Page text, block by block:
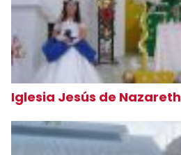
Iglesia Jesús de Nazareth